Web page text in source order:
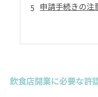
申請手続きの注
飲食店開業に必要な許